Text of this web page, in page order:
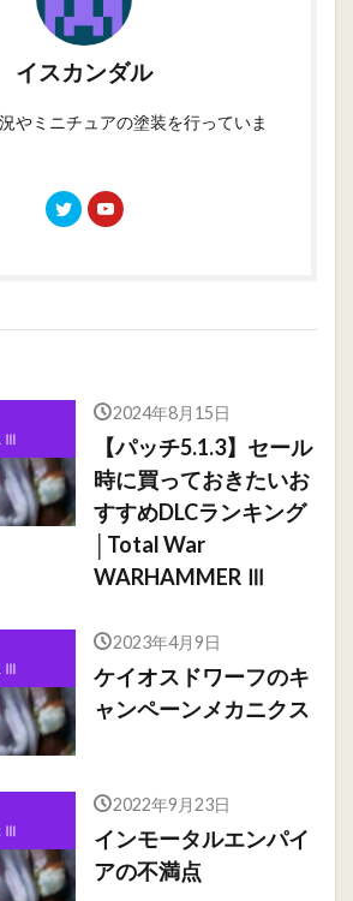
イスカンダル
やミニチュアの塗装を行っていま
Ⅲ
2024年8月15日
【パッチ5.1.3】セール
時に買っておきたいお
すすめDLCランキング
│Total War
WARHAMMER Ⅲ
Ⅲ
2023年4月9日
ケイオスドワーフのキ
ャンペーンメカニクス
Ⅲ
2022年9月23日
インモータルエンパイ
アの不満点